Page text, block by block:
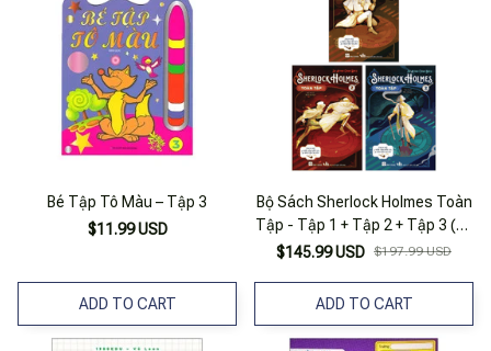
Bé Tập Tô Màu – Tập 3
$11.99 USD
ADD TO CART
Bộ Sách Sherlock Holmes Toàn
Tập - Tập 1 + Tập 2 + Tập 3 (Bộ
3 Tập)
$145.99 USD $197.99 USD
ADD TO CART